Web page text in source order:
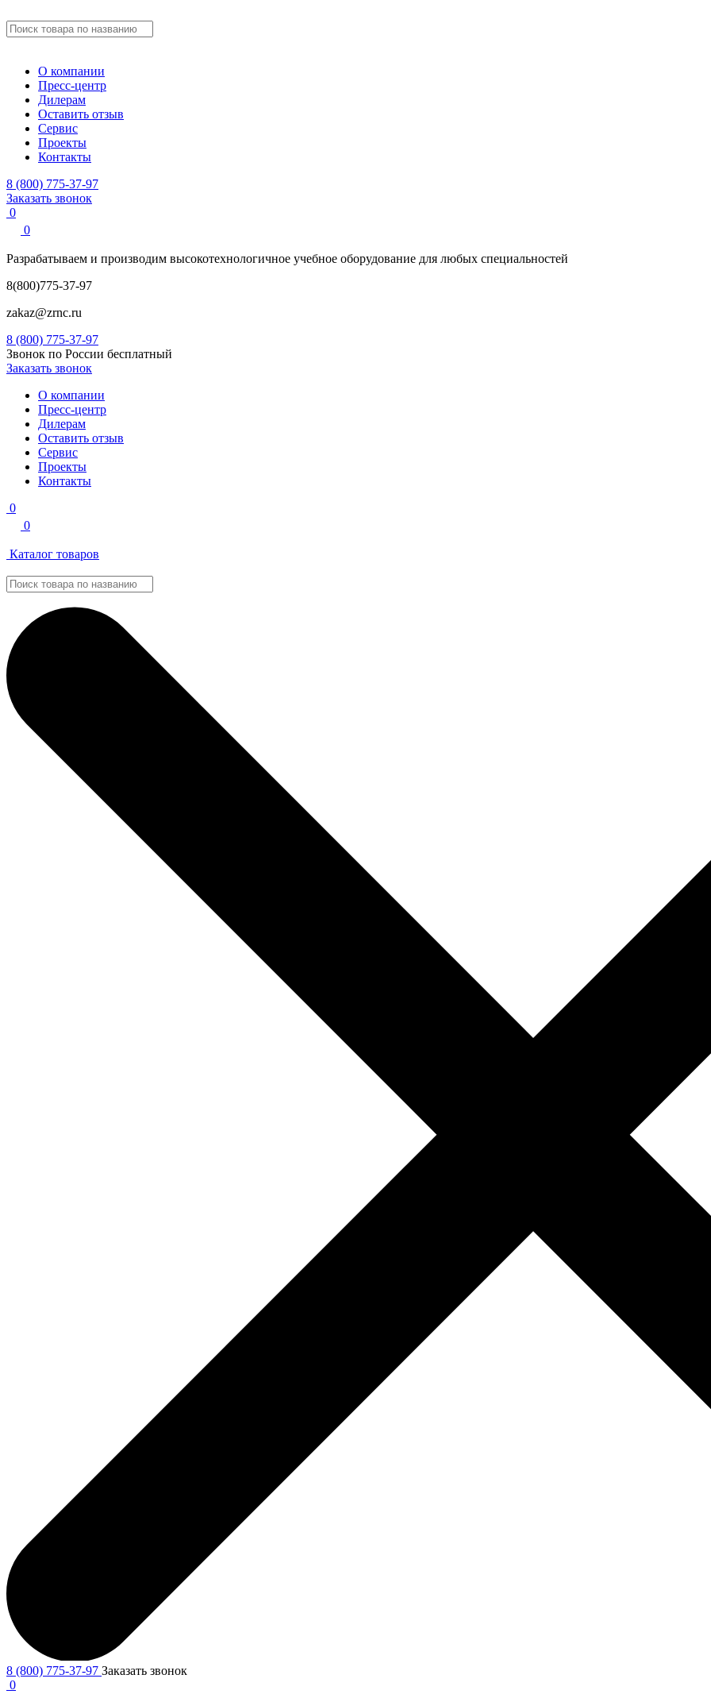
О компании
Пресс-центр
Дилерам
Оставить отзыв
Сервис
Проекты
Контакты
8 (800) 775-37-97
Заказать звонок
0
0
Разрабатываем и производим высокотехнологичное учебное оборудование для любых специальностей
8(800)775-37-97
zakaz@zrnc.ru
8 (800) 775-37-97
Звонок по России бесплатный
Заказать звонок
О компании
Пресс-центр
Дилерам
Оставить отзыв
Сервис
Проекты
Контакты
0
0
Каталог товаров
8 (800) 775-37-97 Заказать звонок
0